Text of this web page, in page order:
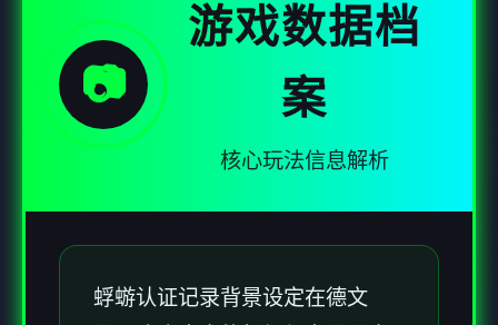
📷
游戏数据档
案
核心玩法信息解析
蜉蝣认证记录背景设定在德文